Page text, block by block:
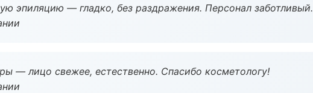
эпиляцию — гладко, без раздражения. Персонал заботливый.
— лицо свежее, естественно. Спасибо косметологу!